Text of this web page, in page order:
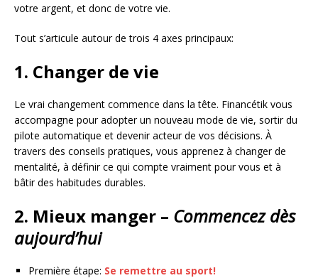
votre argent, et donc de votre vie.
Tout s’articule autour de trois 4 axes principaux:
1. Changer de vie
Le vrai changement commence dans la tête. Financétik vous
accompagne pour adopter un nouveau mode de vie, sortir du
pilote automatique et devenir acteur de vos décisions. À
travers des conseils pratiques, vous apprenez à changer de
mentalité, à définir ce qui compte vraiment pour vous et à
bâtir des habitudes durables.
2. Mieux manger – Commencez dès
aujourd’hui
Première étape: Se remettre au sport!